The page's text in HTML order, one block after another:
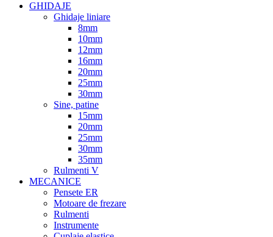
GHIDAJE
Ghidaje liniare
8mm
10mm
12mm
16mm
20mm
25mm
30mm
Sine, patine
15mm
20mm
25mm
30mm
35mm
Rulmenti V
MECANICE
Pensete ER
Motoare de frezare
Rulmenti
Instrumente